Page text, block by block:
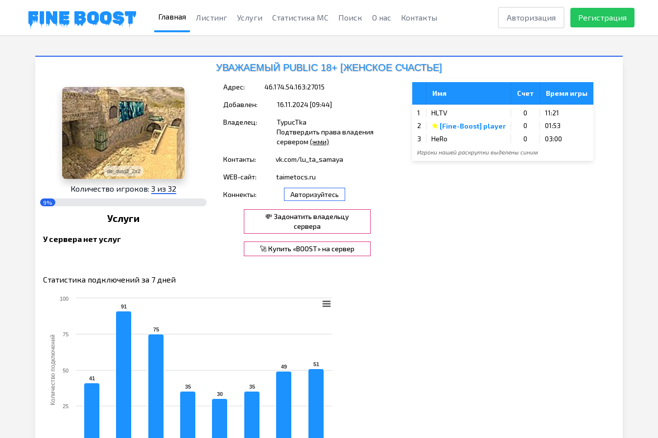
FINE BOOST Главная Листинг Услуги Статистика МС Поиск О нас Контакты Авторизация Регистрация
УВАЖАЕМЫЙ PUBLIC 18+ [ЖЕНСКОЕ СЧАСТЬЕ]
de_dust2_2x2
Количество игроков: 3 из 32
9%
Услуги
У сервера нет услуг
Адрес: 46.174.54.163:27015
Добавлен: 16.11.2024 [09:44]
Владелец:
TypucTka
Подтвердить права владения
сервером (жми)
Контакты: vk.com/lu_ta_samaya
WEB-сайт: taimetocs.ru
Коннекты: Авторизуйтесь
💸 Задонатить владельцу
сервера
🚀 Купить «BOOST» на сервер
Имя Счет Время игры
1 HLTV 0
11:21
2
★ [Fine-Boost] player 0
01:53
3
HeRo 0 03:00
Игроки нашей раскрутки выделены синим
Статистика подключений за 7 дней
Количество подключений 41
91
75
35
30
35
49 51
100
25
50
75